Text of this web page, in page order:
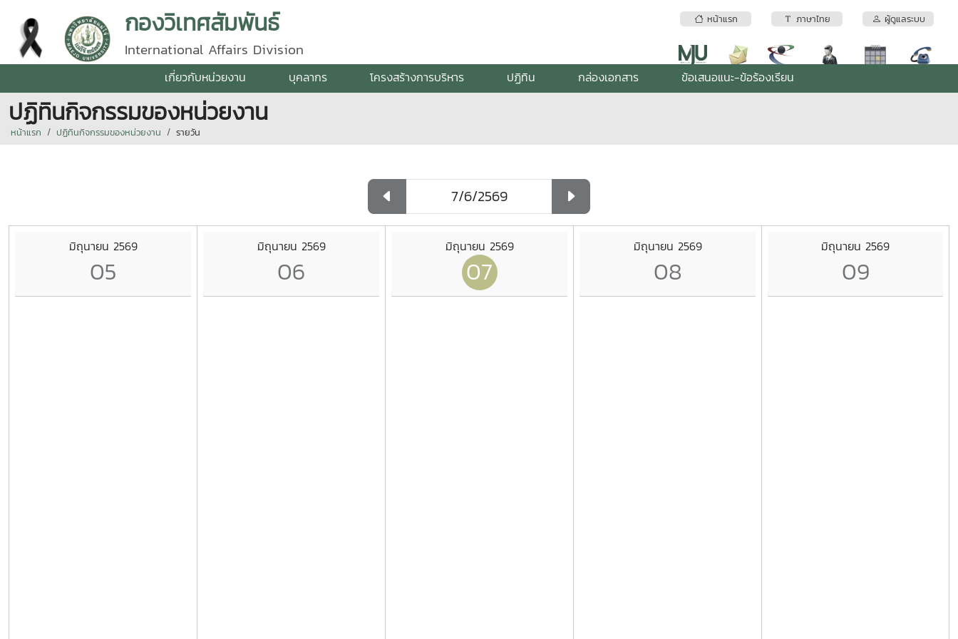
หน้าแรก ภาษาไทย ผู้ดูแลระบบ
กองวิเทศสัมพันธ์
International Affairs Division
เกี่ยวกับหน่วยงาน บุคลากร โครงสร้างการบริหาร ปฏิทิน กล่องเอกสาร ข้อเสนอแนะ-ข้อร้องเรียน
ปฏิทินกิจกรรมของหน่วยงาน
หน้าแรก ปฏิทินกิจกรรมของหน่วยงาน รายวัน
มิถุนายน 2569
05
มิถุนายน 2569
06
มิถุนายน 2569
07
มิถุนายน 2569
08
มิถุนายน 2569
09